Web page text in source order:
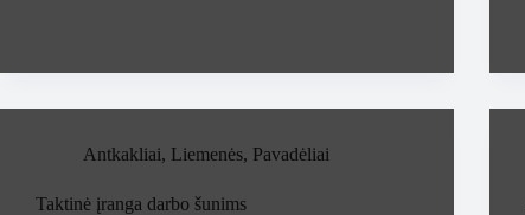
Antkakliai, Liemenės, Pavadėliai
Taktinė įranga darbo šunims